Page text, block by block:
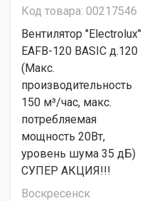
Код товара: 00217546
Вентилятор "Electrolux"
EAFB-120 BASIC д.120
(Макс.
производительность
150 м³/час, макс.
потребляемая
мощность 20Вт,
уровень шума 35 дБ)
СУПЕР АКЦИЯ!!!
Воскресенск